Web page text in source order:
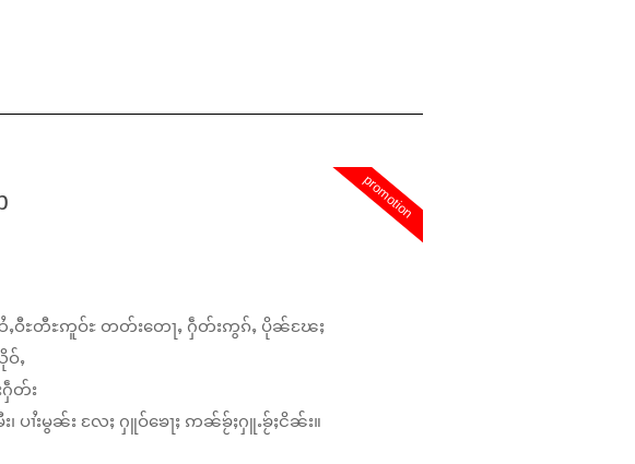
promotion
ထႆႇဝီႊတီႊဢူဝ်ႊ တတ်းတေႃႇ ႁဵတ်းဢွၵ်ႇ ပိုၼ်ၽႄႈ
ႇ
တ်း
၊ ပၢႆးမွၼ်း လႄႈ ႁူဝ်ၶေႃႈ ဢၼ်ၶႂ်ႈႁူႉၶႂ်ႈငိၼ်း။